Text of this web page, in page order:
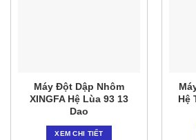
Máy Đột Dập Nhôm
XINGFA Hệ Lùa 93 13
Dao
XEM CHI TIẾT
Hệ